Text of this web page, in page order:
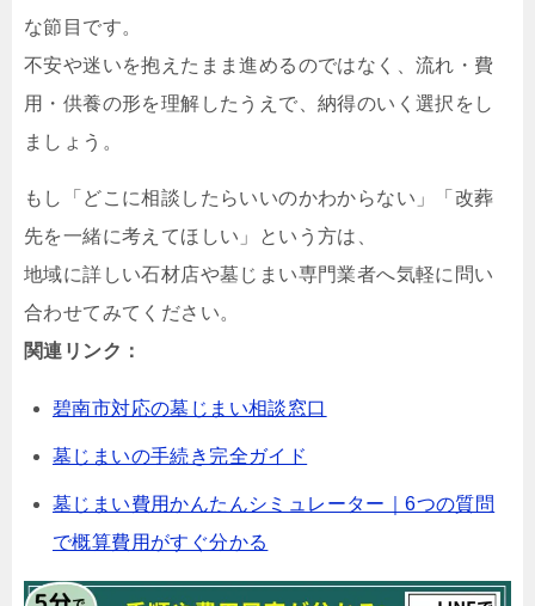
な節目です。
不安や迷いを抱えたまま進めるのではなく、流れ・費
用・供養の形を理解したうえで、納得のいく選択をし
ましょう。
もし「どこに相談したらいいのかわからない」「改葬
先を一緒に考えてほしい」という方は、
地域に詳しい石材店や墓じまい専門業者へ気軽に問い
合わせてみてください。
関連リンク：
碧南市対応の墓じまい相談窓口
墓じまいの手続き完全ガイド
墓じまい費用かんたんシミュレーター｜6つの質問
で概算費用がすぐ分かる